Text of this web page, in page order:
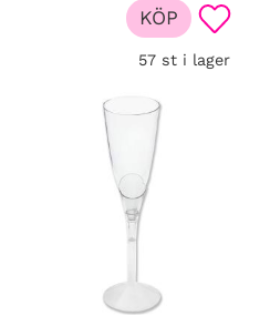
Lägg
57 st i lager
KÖP